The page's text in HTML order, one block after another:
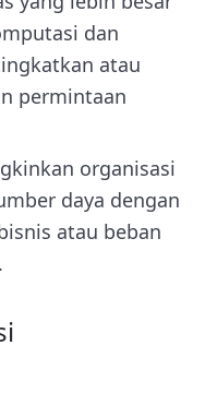
dan
atau
permintaan
organisasi
daya dengan
atau beban